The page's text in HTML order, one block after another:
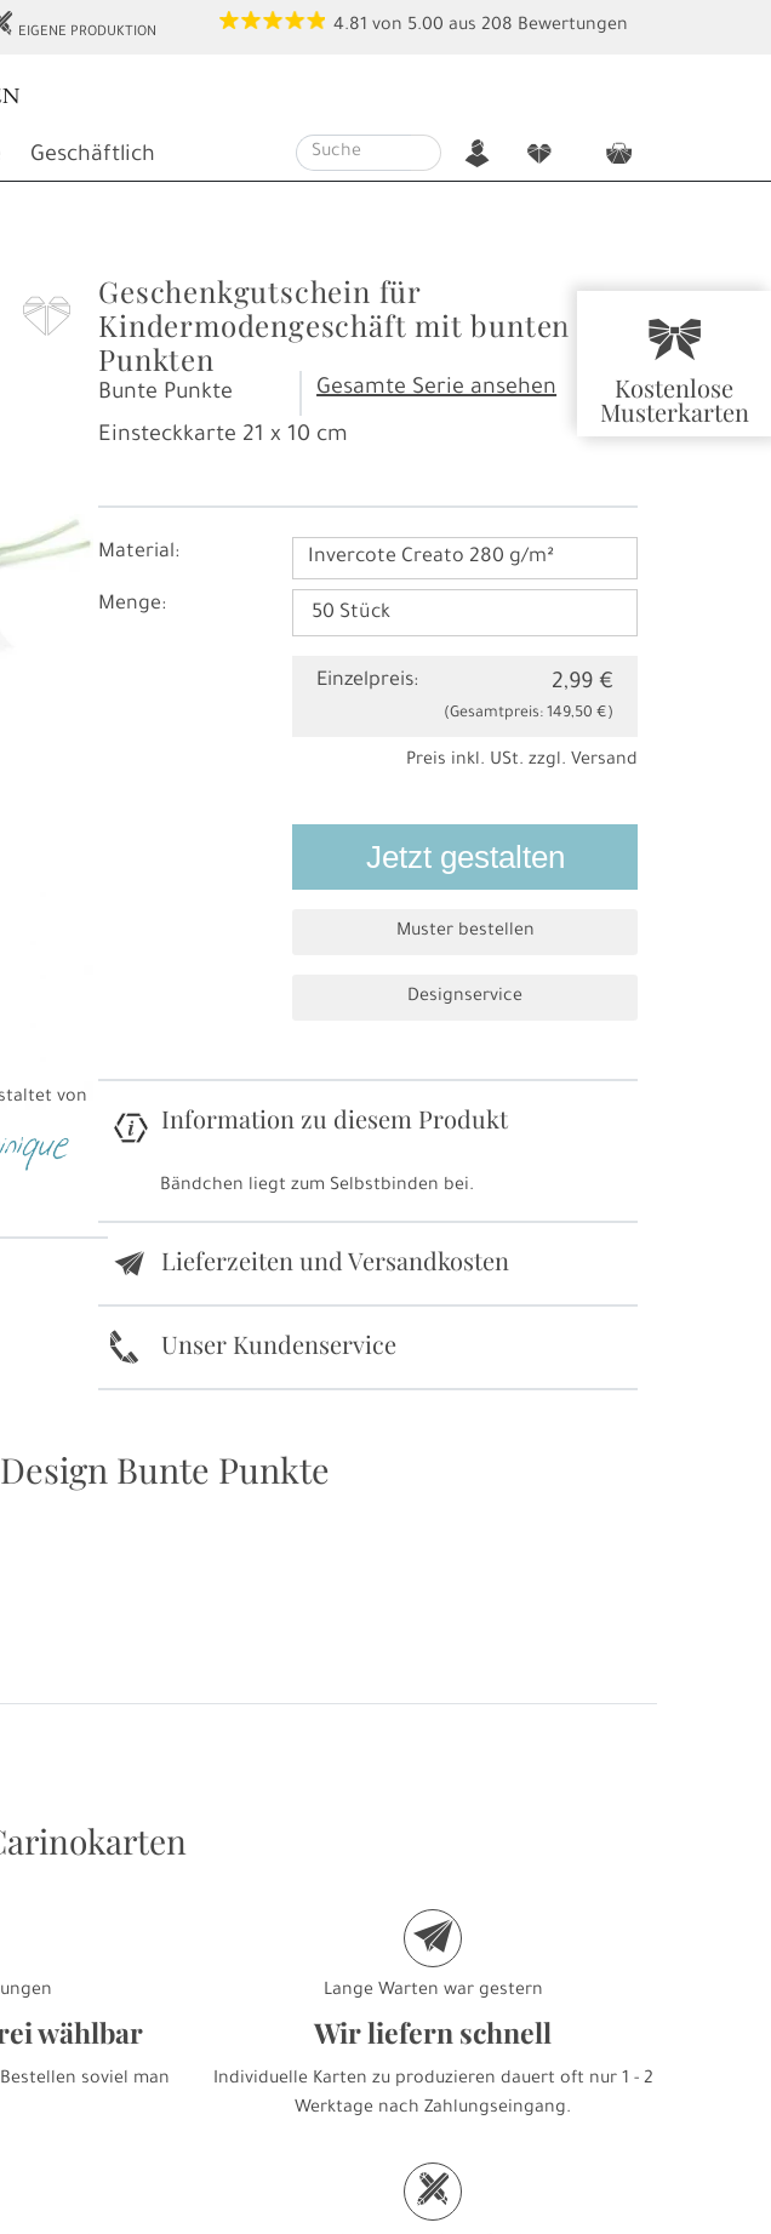
r
Kostenlose
Musterkarten
EIGENE PRODUKTION 4.81 von 5.00 aus 208 Bewertungen
Geschäftlich n f c
F
von
Geschenkgutschein für
Kindermodengeschäft mit bunten
Punkten
Bunte Punkte
Gesamte Serie ansehen
Einsteckkarte 21 x 10 cm
Material: Invercote Creato 280 g/m²
Menge:
Einzelpreis: 2,99 €
(Gesamtpreis: 149,50 €)
Preis inkl. USt. zzgl. Versand
Jetzt gestalten
Muster bestellen
Designservice
Information zu diesem Produkt
Bändchen liegt zum Selbstbinden bei.
e Lieferzeiten und Versandkosten
k Unser Kundenservice
Bunte Punkte
wählbar
soviel man
e
Lange Warten war gestern
Wir liefern schnell
Individuelle Karten zu produzieren dauert oft nur 1 - 2
Werktage nach Zahlungseingang.
h